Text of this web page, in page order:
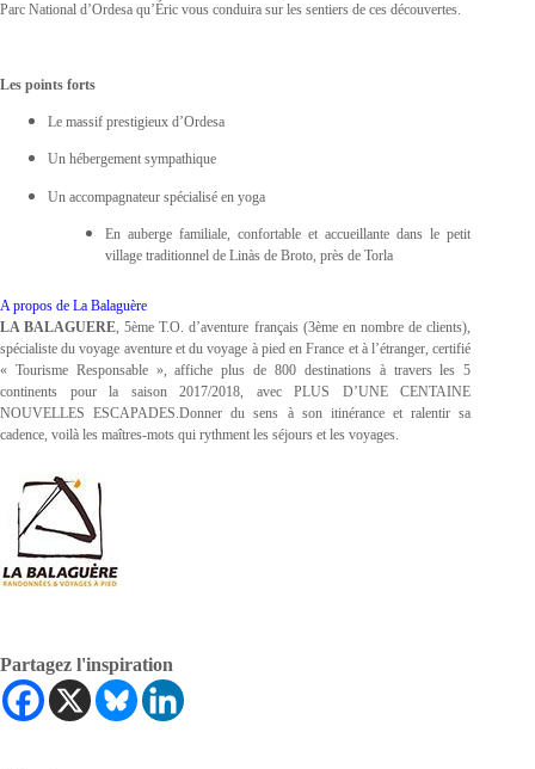
Parc National d’Ordesa qu’Éric vous conduira sur les sentiers de ces découvertes.
Les points forts
Le massif prestigieux d’Ordesa
Un hébergement sympathique
Un accompagnateur spécialisé en yoga
En auberge familiale, confortable et accueillante dans le petit
village traditionnel de Linàs de Broto, près de Torla
A propos de La Balaguère
LA BALAGUERE, 5ème T.O. d’aventure français (3ème en nombre de clients),
spécialiste du voyage aventure et du voyage à pied en France et à l’étranger, certifié
« Tourisme Responsable », affiche plus de 800 destinations à travers les 5
continents pour la saison 2017/2018, avec PLUS D’UNE CENTAINE
NOUVELLES ESCAPADES.Donner du sens à son itinérance et ralentir sa
cadence, voilà les maîtres-mots qui rythment les séjours et les voyages.
Partagez l'inspiration